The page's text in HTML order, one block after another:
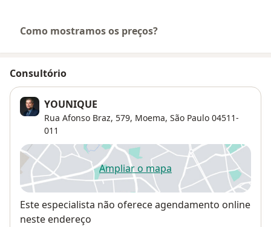
Como mostramos os preços?
Consultório
YOUNIQUE
Rua Afonso Braz, 579, Moema, São Paulo 04511-
011
Ampliar o mapaabre num novo separador
Disponibilidade
Este especialista não oferece agendamento online
neste endereço